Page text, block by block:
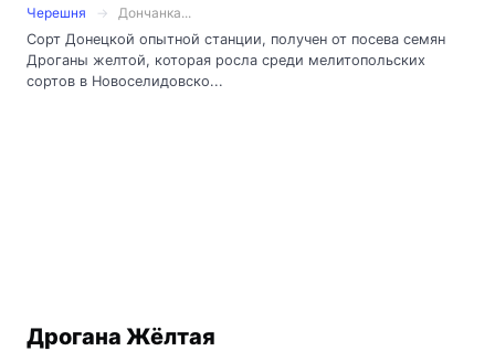
Черешня
Дончанка...
Сорт Донецкой опытной станции, получен от посева семян
Дроганы желтой, которая росла среди мелитопольских
сортов в Новоселидовско...
Дрогана Жёлтая